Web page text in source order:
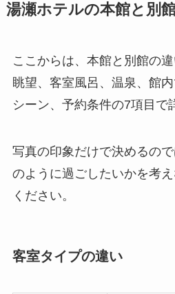
湯瀬ホテルの本館と別
ここからは、本館と別館の違
眺望、客室風呂、温泉、館
シーン、予約条件の7項目で
写真の印象だけで決めるの
のように過ごしたいかを考
ください。
客室タイプの違い